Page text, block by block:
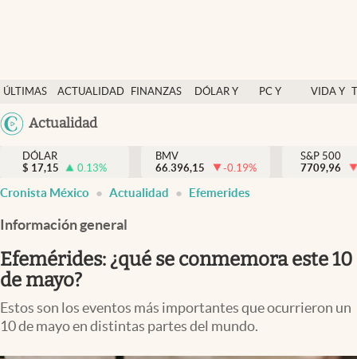
ÚLTIMAS
NOTICIAS
ACTUALIDAD
FINANZAS
DÓLAR Y
PC Y
VIDA Y
México
Actualidad
Actualidad
Finanzas y economía
Dólar y mercados
Pc y celular
Vida y estilo
DÓLAR
$ 17,15 0.13%
BMV
66.396,15
-0.19%
S&P 500
7709,96
Cronista México Actualidad Efemerides
Información general
Efemérides: ¿qué se conmemora este 10
de mayo?
Estos son los eventos más importantes que ocurrieron un
10 de mayo en distintas partes del mundo.